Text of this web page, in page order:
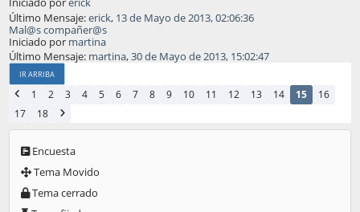
Último Mensaje:erick, 13 de Mayo de 2013, 02:06:36
Mal@s compañer@s
Iniciado por martina
Último Mensaje: martina,30 de Mayo de 2013, 15:02:47
IR ARRIBA
1 2 3 4 5 6 7 8 9 10 11 12 13 14 15
16
17
18
Encuesta
Tema Movido
Tema cerrado